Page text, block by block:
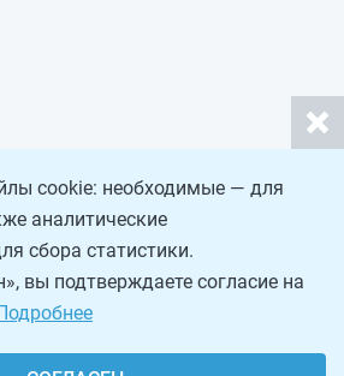
cookie: необходимые — для
аналитические
сбора статистики.
вы подтверждаете согласие на